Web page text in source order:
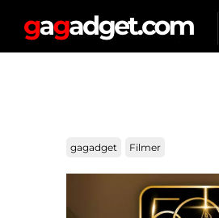
gagadget Filmer